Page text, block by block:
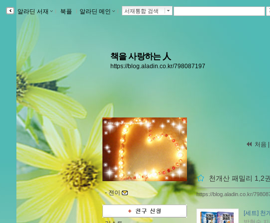
알라딘 서재 북플 알라딘 메인 서재통합 검색
책을 사랑하는 人
https://blog.aladin.co.kr/798087197
-젼이
처음
천개산 패밀리 1,2권
https://blog.aladin.co.kr/
[세트] 천